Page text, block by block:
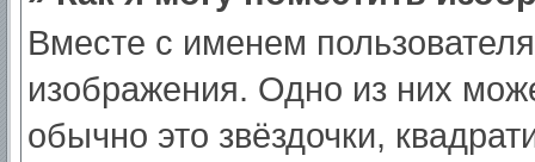
Вместе с именем
изображения. Одно из них
обычно это звёздочки,